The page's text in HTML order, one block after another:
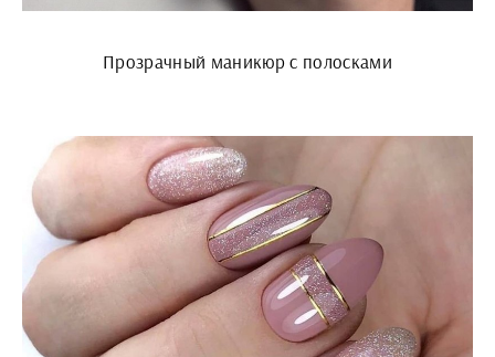
Прозрачный маникюр с полосками